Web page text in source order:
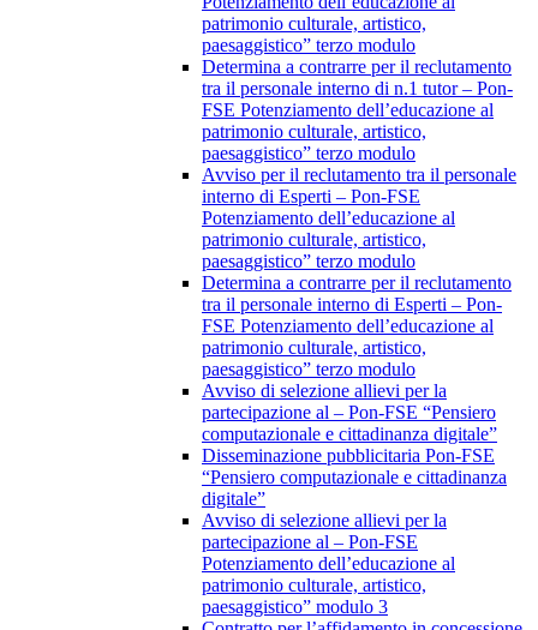
patrimonio culturale, artistico,
paesaggistico” terzo modulo
Determina a contrarre per il reclutamento
tra il personale interno di n.1 tutor – Pon-
FSE Potenziamento dell’educazione al
patrimonio culturale, artistico,
paesaggistico” terzo modulo
Avviso per il reclutamento tra il personale
interno di Esperti – Pon-FSE
Potenziamento dell’educazione al
patrimonio culturale, artistico,
paesaggistico” terzo modulo
Determina a contrarre per il reclutamento
tra il personale interno di Esperti – Pon-
FSE Potenziamento dell’educazione al
patrimonio culturale, artistico,
paesaggistico” terzo modulo
Avviso di selezione allievi per la
partecipazione al – Pon-FSE “Pensiero
computazionale e cittadinanza digitale”
Disseminazione pubblicitaria Pon-FSE
“Pensiero computazionale e cittadinanza
digitale”
Avviso di selezione allievi per la
partecipazione al – Pon-FSE
Potenziamento dell’educazione al
patrimonio culturale, artistico,
paesaggistico” modulo 3